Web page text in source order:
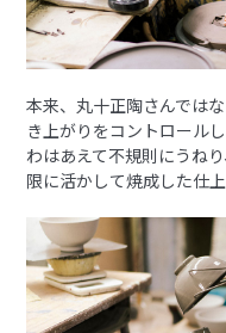
本来、丸十正陶さんでは
き上がりをコントロール
わはあえて不規則にうね
限に活かして焼成した仕